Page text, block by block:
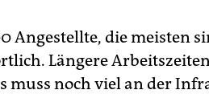
Angestellte, die meisten
Längere
muss noch viel an der